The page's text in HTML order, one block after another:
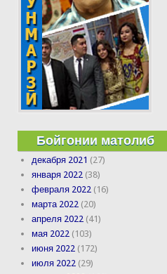
Бойгонии матолиб
декабря 2021 (27)
января 2022 (38)
февраля 2022 (16)
марта 2022 (20)
апреля 2022 (41)
мая 2022 (103)
июня 2022 (172)
июля 2022 (29)